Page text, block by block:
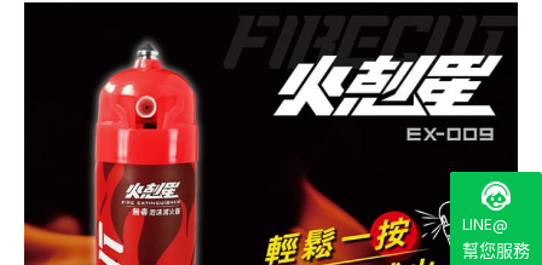
LINE@
幫您服務